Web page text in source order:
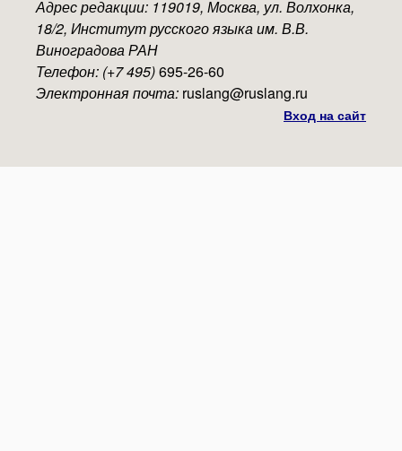
Адрес редакции: 119019, Москва, ул. Волхонка,
18/2, Институт русского языка им. В.В.
Виноградова РАН
Телефон: (+7 495)695-26-60
Электронная почта: ruslang@ruslang.ru
Вход на сайт